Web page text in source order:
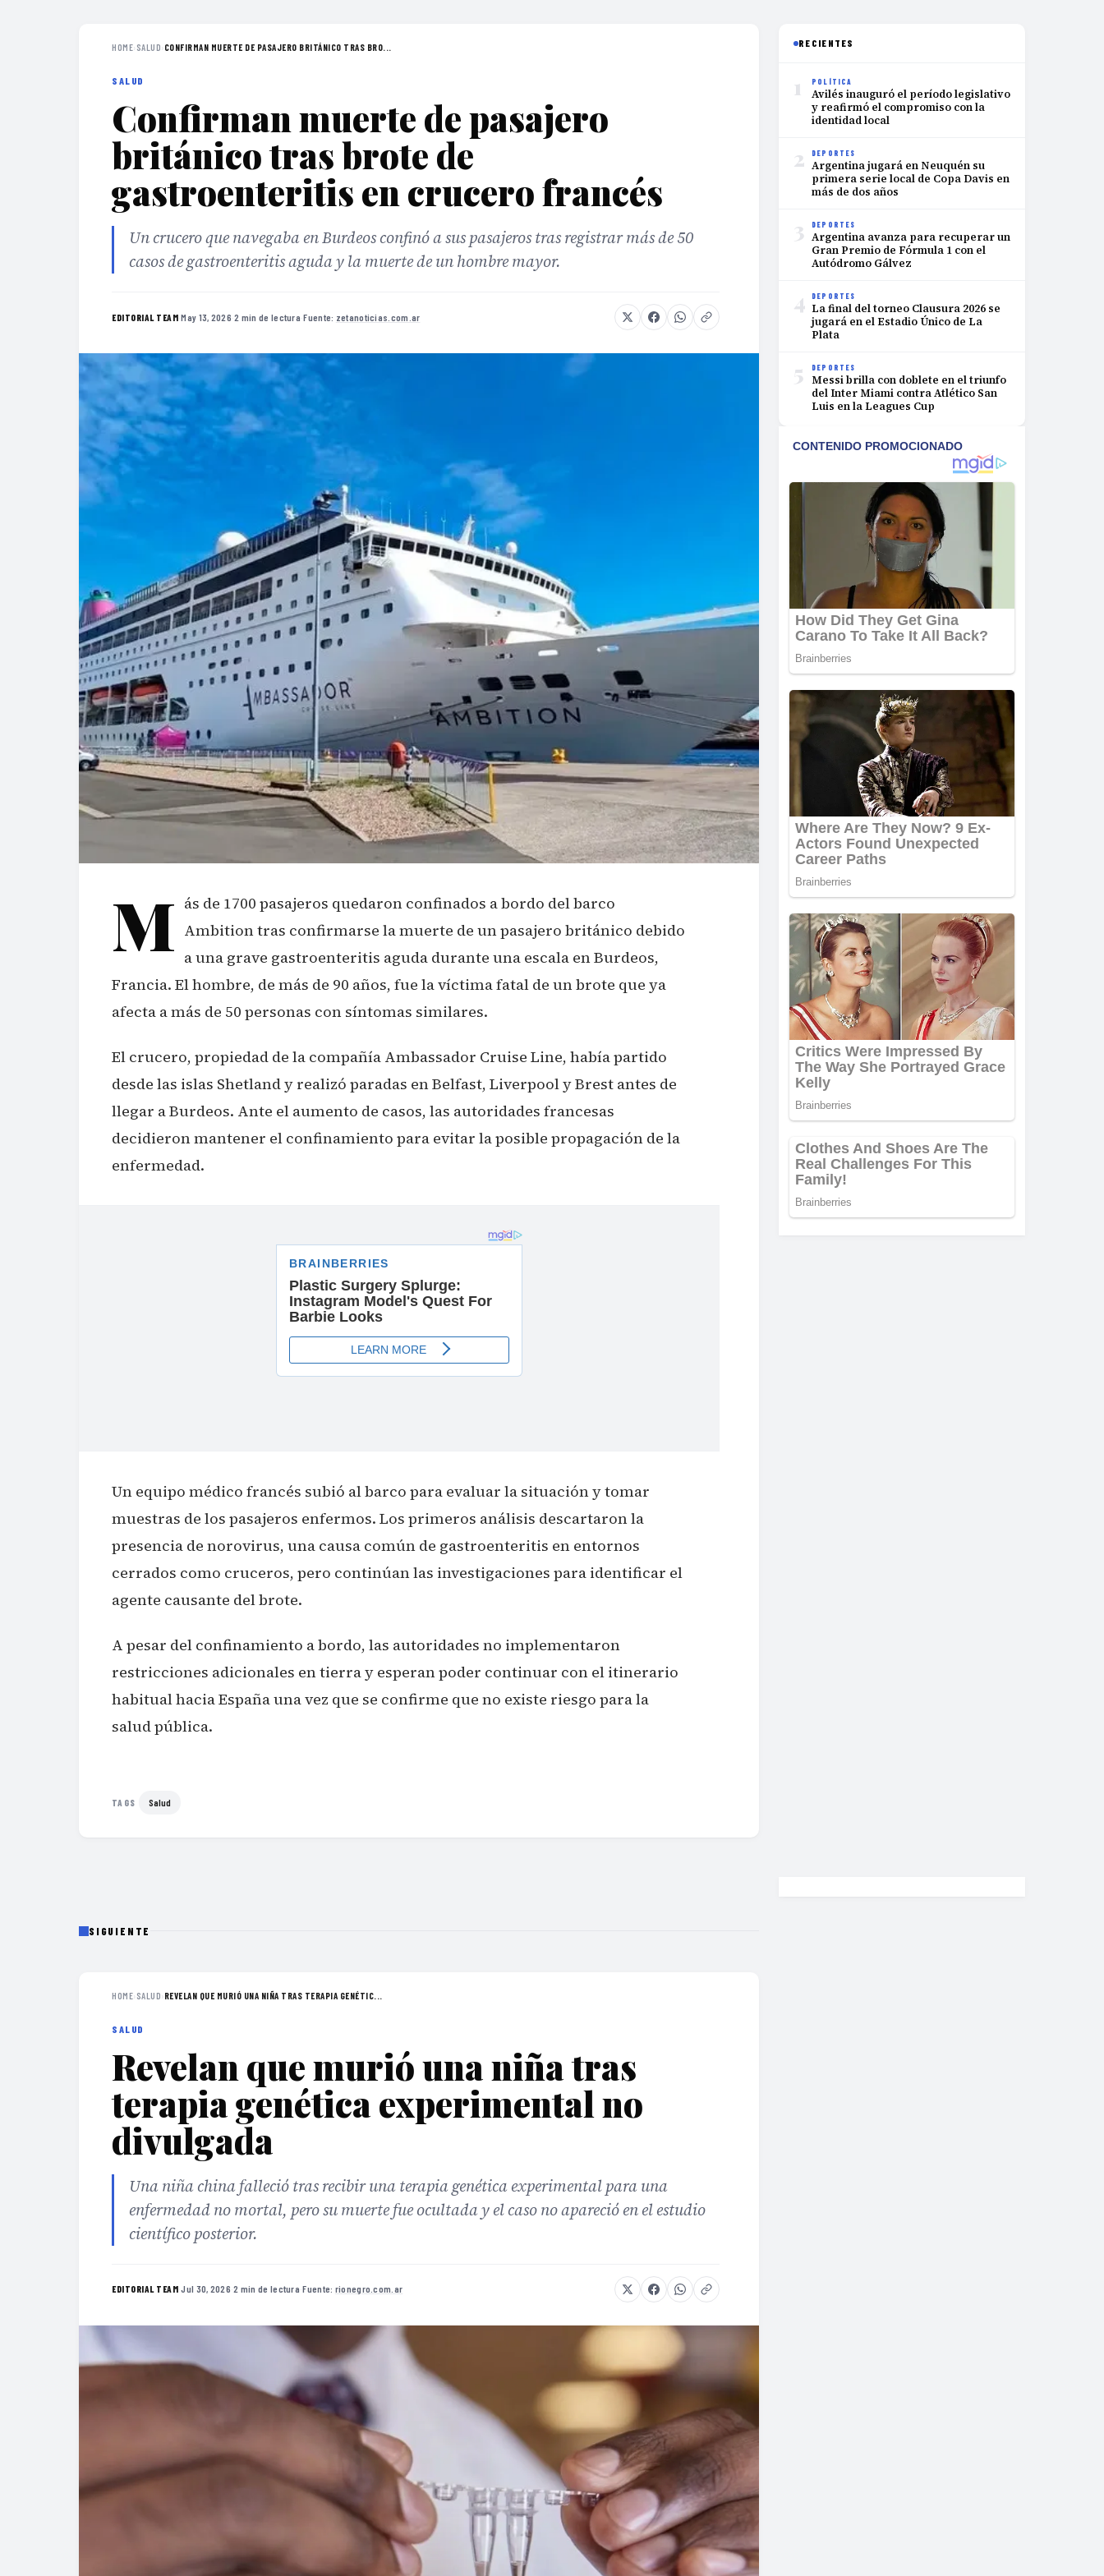
HOME› SALUD› CONFIRMAN MUERTE DE PASAJERO BRITÁNICO TRAS BRO...
SALUD
Confirman muerte de pasajero
británico tras brote de
gastroenteritis en crucero francés
Un crucero que navegaba en Burdeos confinó a sus pasajeros tras registrar más de 50
casos de gastroenteritis aguda y la muerte de un hombre mayor.
EDITORIAL TEAM·May 13, 2026·2 min de lectura·Fuente: zetanoticias.com.ar
M ás de 1700 pasajeros quedaron confinados a bordo del barco
Ambition tras confirmarse la muerte de un pasajero británico debido
a una grave gastroenteritis aguda durante una escala en Burdeos,
Francia. El hombre, de más de 90 años, fue la víctima fatal de un brote que ya
afecta a más de 50 personas con síntomas similares.
El crucero, propiedad de la compañía Ambassador Cruise Line, había partido
desde las islas Shetland y realizó paradas en Belfast, Liverpool y Brest antes de
llegar a Burdeos. Ante el aumento de casos, las autoridades francesas
decidieron mantener el confinamiento para evitar la posible propagación de la
enfermedad.
Un equipo médico francés subió al barco para evaluar la situación y tomar
muestras de los pasajeros enfermos. Los primeros análisis descartaron la
presencia de norovirus, una causa común de gastroenteritis en entornos
cerrados como cruceros, pero continúan las investigaciones para identificar el
agente causante del brote.
A pesar del confinamiento a bordo, las autoridades no implementaron
restricciones adicionales en tierra y esperan poder continuar con el itinerario
habitual hacia España una vez que se confirme que no existe riesgo para la
salud pública.
TAGS Salud
RECIENTES
1 POLÍTICA
Avilés inauguró el período legislativo
y reafirmó el compromiso con la
identidad local
2 DEPORTES
Argentina jugará en Neuquén su
primera serie local de Copa Davis en
más de dos años
3 DEPORTES
Argentina avanza para recuperar un
Gran Premio de Fórmula 1 con el
Autódromo Gálvez
4 DEPORTES
La final del torneo Clausura 2026 se
jugará en el Estadio Único de La
Plata
5 DEPORTES
Messi brilla con doblete en el triunfo
del Inter Miami contra Atlético San
Luis en la Leagues Cup
SIGUIENTE
HOME› SALUD› REVELAN QUE MURIÓ UNA NIÑA TRAS TERAPIA GENÉTIC...
SALUD
Revelan que murió una niña tras
terapia genética experimental no
divulgada
Una niña china falleció tras recibir una terapia genética experimental para una
enfermedad no mortal, pero su muerte fue ocultada y el caso no apareció en el estudio
científico posterior.
EDITORIAL TEAM·Jul 30, 2026·2 min de lectura·Fuente: rionegro.com.ar